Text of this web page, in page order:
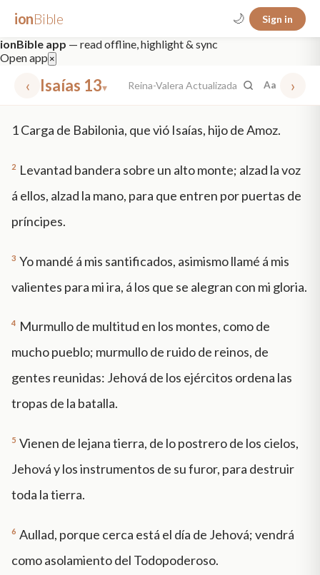
ionBible 🌙 Sign in
ionBible app — read offline, highlight & sync
Open app ×
‹ Isaías 13▾ Reina-Valera Actualizada Aa ›
1Carga de Babilonia, que vió Isaías, hijo de Amoz.
2 Levantad bandera sobre un alto monte; alzad la voz
á ellos, alzad la mano, para que entren por puertas de
príncipes.
3 Yo mandé á mis santificados, asimismo llamé á mis
valientes para mi ira, á los que se alegran con mi gloria.
4 Murmullo de multitud en los montes, como de
mucho pueblo; murmullo de ruido de reinos, de
gentes reunidas: Jehová de los ejércitos ordena las
tropas de la batalla.
5 Vienen de lejana tierra, de lo postrero de los cielos,
Jehová y los instrumentos de su furor, para destruir
toda la tierra.
6 Aullad, porque cerca está el día de Jehová; vendrá
como asolamiento del Todopoderoso.